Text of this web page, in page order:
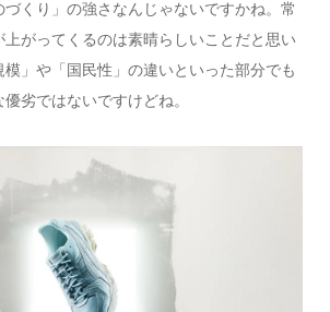
くり」の強さなんじゃないですかね。常
上がってくるのは素晴らしいことだと思い
模」や「国民性」の違いといった部分でも
劣ではないですけどね。